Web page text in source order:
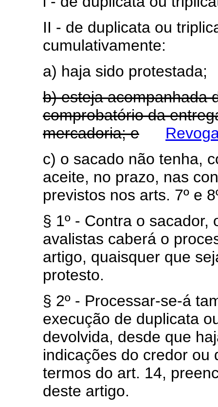
II - de duplicata ou
cumulativamente:
a) haja sido protestada;
b) esteja acompanhada
comprobatório da
mercadoria; e
c) o sacado não tenha,
aceite, no prazo, nas
previstos nos arts. 7º e
§ 1º - Contra o
avalistas caberá o
artigo, quaisquer que
protesto.
§ 2º - Processar-se-á
execução de duplicata
devolvida, desde que
indicações do credor ou
termos do art. 14,
deste artigo.